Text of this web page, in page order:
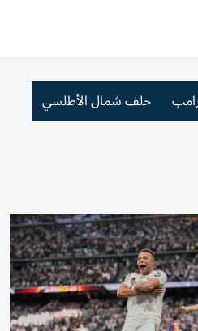
حلف شمال الأطلسي